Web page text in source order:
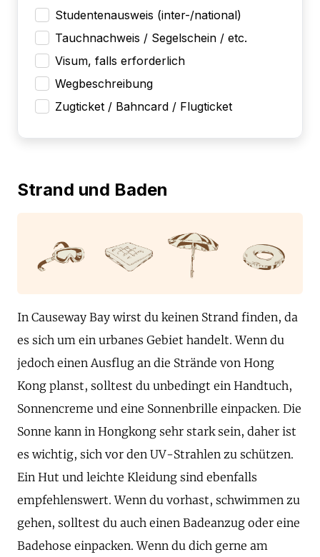
Studentenausweis (inter-/national)
Tauchnachweis / Segelschein / etc.
Visum, falls erforderlich
Wegbeschreibung
Zugticket / Bahncard / Flugticket
Strand und Baden
In Causeway Bay wirst du keinen Strand finden, da
es sich um ein urbanes Gebiet handelt. Wenn du
jedoch einen Ausflug an die Strände von Hong
Kong planst, solltest du unbedingt ein Handtuch,
Sonnencreme und eine Sonnenbrille einpacken. Die
Sonne kann in Hongkong sehr stark sein, daher ist
es wichtig, sich vor den UV-Strahlen zu schützen.
Ein Hut und leichte Kleidung sind ebenfalls
empfehlenswert. Wenn du vorhast, schwimmen zu
gehen, solltest du auch einen Badeanzug oder eine
Badehose einpacken. Wenn du dich gerne am